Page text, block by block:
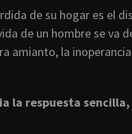
de su hogar es el
de un hombre se va
amianto, la
la respuesta